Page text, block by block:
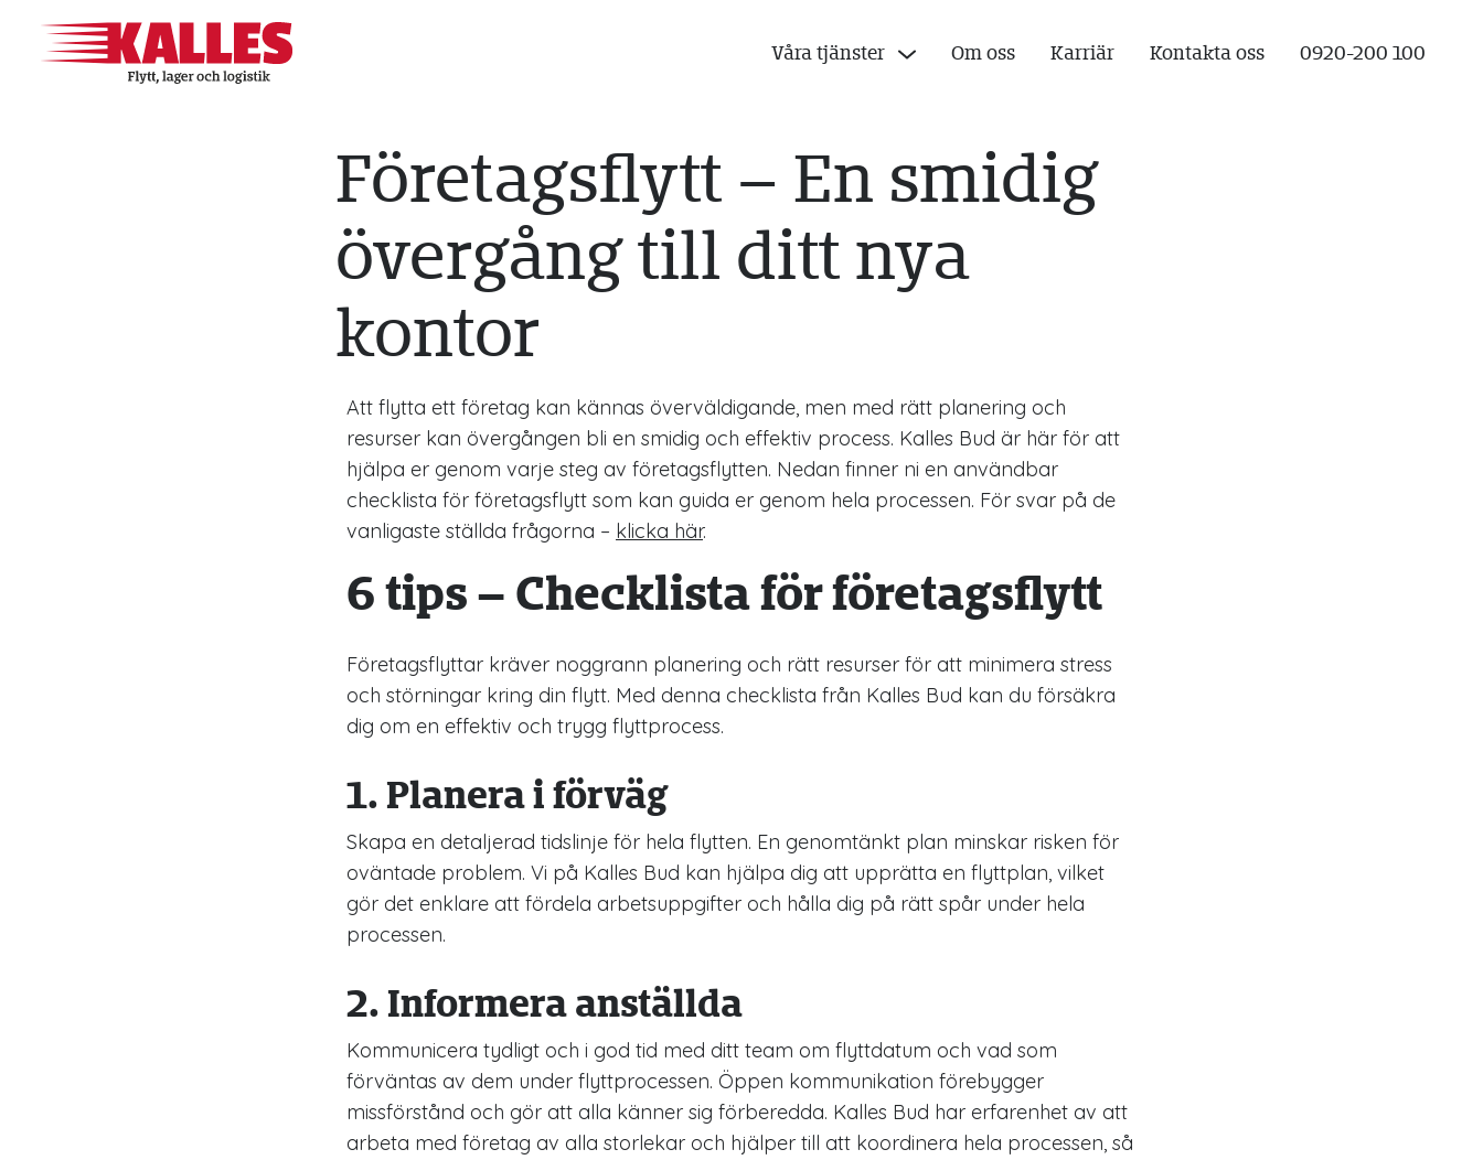
Våra tjänster Om oss Karriär Kontakta oss 0920-200 100
Företagsflytt – En smidig
övergång till ditt nya
kontor
Att flytta ett företag kan kännas överväldigande, men med rätt planering och
resurser kan övergången bli en smidig och effektiv process. Kalles Bud är här för att
hjälpa er genom varje steg av företagsflytten. Nedan finner ni en användbar
checklista för företagsflytt som kan guida er genom hela processen. För svar på de
vanligaste ställda frågorna – klicka här.
6 tips – Checklista för företagsflytt
Företagsflyttar kräver noggrann planering och rätt resurser för att minimera stress
och störningar kring din flytt. Med denna checklista från Kalles Bud kan du försäkra
dig om en effektiv och trygg flyttprocess.
1. Planera i förväg
Skapa en detaljerad tidslinje för hela flytten. En genomtänkt plan minskar risken för
oväntade problem. Vi på Kalles Bud kan hjälpa dig att upprätta en flyttplan, vilket
gör det enklare att fördela arbetsuppgifter och hålla dig på rätt spår under hela
processen.
2. Informera anställda
Kommunicera tydligt och i god tid med ditt team om flyttdatum och vad som
förväntas av dem under flyttprocessen. Öppen kommunikation förebygger
missförstånd och gör att alla känner sig förberedda. Kalles Bud har erfarenhet av att
arbeta med företag av alla storlekar och hjälper till att koordinera hela processen, så